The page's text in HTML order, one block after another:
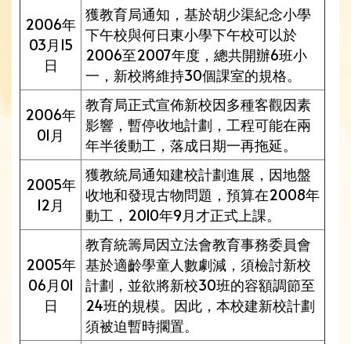
2006年
03月15
日
獲教育局通知，基於胡少渠紀念小學
下午校與何日東小學下午校可以於
2006至2007年度，總共開辦6班小
一，新校將維持30個課室的規格。
2006年
01月
教育局正式宣佈新校因多種客觀因素
影響，暫停收地計劃，工程可能在兩
年半後動工，落成日期一再拖延。
2005年
12月
獲教統局通知建校計劃進展，因地盤
收地和發現古物問題，預算在2008年
動工，2010年9月才正式上課。
2005年
06月01
日
教育統籌局因立法會教育事務委員會
基於適齡學童人數劇減，須檢討新校
計劃，並欲將新校30班的容額調節至
24班的規模。因此，本校建新校計劃
須被迫暫時擱置。